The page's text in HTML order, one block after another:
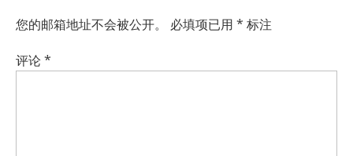
您的邮箱地址不会被公开。 必填项已用 * 标注
评论*